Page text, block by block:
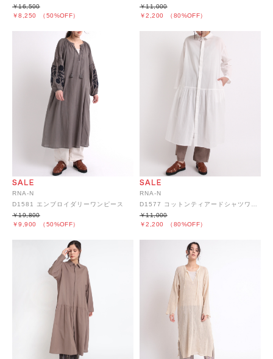
￥8,250 （50%OFF）
￥16,500
￥2,200 （80%OFF）
￥11,000
RNA-N
D1581 エンブロイダリーワンピース
￥9,900 （50%OFF）
￥19,800
RNA-N
￥2,200 （80%OFF）
￥11,000